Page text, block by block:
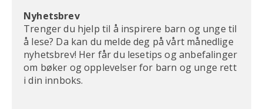
Nyhetsbrev
Trenger du hjelp til å inspirere barn og unge til
å lese? Da kan du melde deg på vårt månedlige
nyhetsbrev! Her får du lesetips og anbefalinger
om bøker og opplevelser for barn og unge rett
i din innboks.